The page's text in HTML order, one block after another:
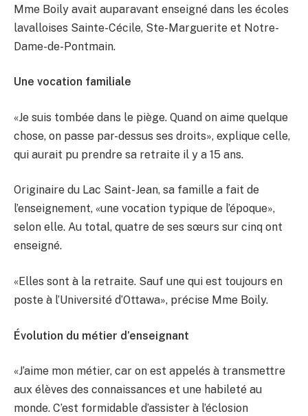
Mme Boily avait auparavant enseigné dans les écoles
lavalloises Sainte-Cécile, Ste-Marguerite et Notre-
Dame-de-Pontmain.
Une vocation familiale
«Je suis tombée dans le piège. Quand on aime quelque
chose, on passe par-dessus ses droits», explique celle,
qui aurait pu prendre sa retraite il y a 15 ans.
Originaire du Lac Saint-Jean, sa famille a fait de
l’enseignement, «une vocation typique de l’époque»,
selon elle. Au total, quatre de ses sœurs sur cinq ont
enseigné.
«Elles sont à la retraite. Sauf une qui est toujours en
poste à l’Université d’Ottawa», précise Mme Boily.
Évolution du métier d’enseignant
«J’aime mon métier, car on est appelés à transmettre
aux élèves des connaissances et une habileté au
monde. C’est formidable d’assister à l’éclosion